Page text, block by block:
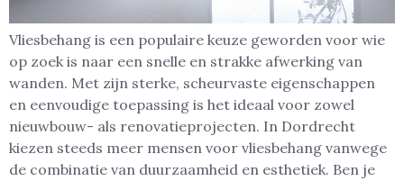
Vliesbehang is een populaire keuze geworden voor wie
op zoek is naar een snelle en strakke afwerking van
wanden. Met zijn sterke, scheurvaste eigenschappen
en eenvoudige toepassing is het ideaal voor zowel
nieuwbouw- als renovatieprojecten. In Dordrecht
kiezen steeds meer mensen voor vliesbehang vanwege
de combinatie van duurzaamheid en esthetiek. Ben je